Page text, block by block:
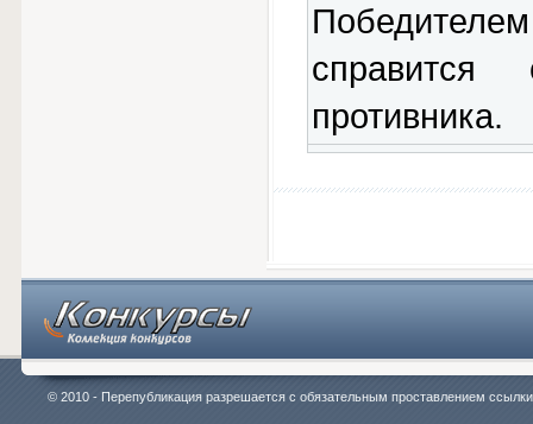
противника.
© 2010 - Перепубликация разрешается с обязательным проставлением